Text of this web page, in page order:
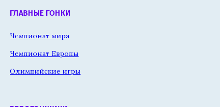
ГЛАВНЫЕ ГОНКИ
Чемпионат мира
Чемпионат Европы
Олимпийские игры